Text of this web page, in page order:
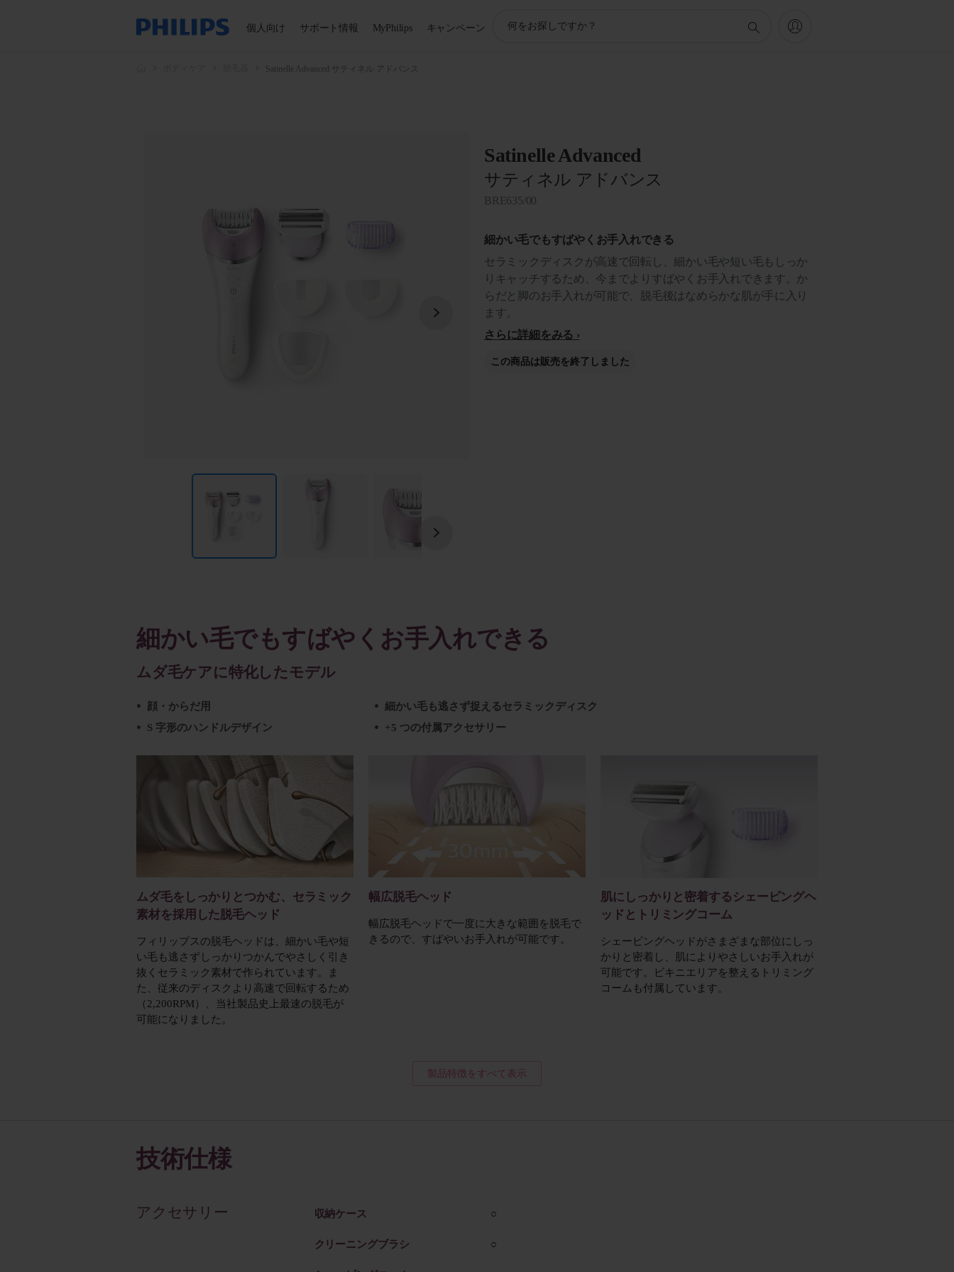
個人向け サポート情報 MyPhilips キャンペーン
索
Satinelle Advanced サティネル アドバンス
Satinelle Advanced
サティネル アドバンス
BRE635/00
細かい毛でもすばやくお手入れできる
セラミックディスクが高速で回転し、細かい毛や短い毛もしっか
りキャッチするため、今までよりすばやくお手入れできます。か
らだと脚のお手入れが可能で、脱毛後はなめらかな肌が手に入り
ます。
さらに詳細をみる
この商品は販売を終了しました
細かい毛でもすばやくお手入れできる
ムダ毛ケアに特化したモデル
顔・からだ用
細かい毛も逃さず捉えるセラミックディスク
S 字形のハンドルデザイン
+5 つの付属アクセサリー
ムダ毛をしっかりとつかむ、セラミック
素材を採用した脱毛ヘッド
フィリップスの脱毛ヘッドは、細かい毛や短
い毛も逃さずしっかりつかんでやさしく引き
抜くセラミック素材で作られています。ま
た、従来のディスクより高速で回転するため
（2,200RPM）、当社製品史上最速の脱毛が
可能になりました。
幅広脱毛ヘッド
幅広脱毛ヘッドで一度に大きな範囲を脱毛で
きるので、すばやいお手入れが可能です。
肌にしっかりと密着するシェービングヘ
ッドとトリミングコーム
シェービングヘッドがさまざまな部位にしっ
かりと密着し、肌によりやさしいお手入れが
可能です。ビキニエリアを整えるトリミング
コームも付属しています。
製品特徴をすべて表示
技術仕様
アクセサリー 収納ケース ○
クリーニングブラシ ○